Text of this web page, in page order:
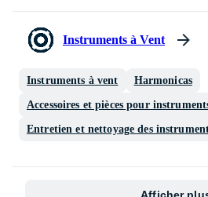
Ins­tru­ments à Vent
Instruments à vent Harmonicas
Accessoires et pièces pour
Entretien et nettoyage des